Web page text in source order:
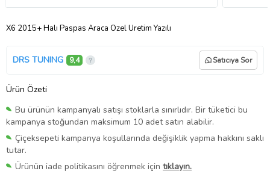
X6 2015+ Halı Paspas Araca Özel Üretim Yazılı
DRS TUNING 9,4 Satıcıya Sor
Ürün Özeti
Bu ürünün kampanyalı satışı stoklarla sınırlıdır. Bir tüketici bu
kampanya stoğundan maksimum 10 adet satın alabilir.
Çiçeksepeti kampanya koşullarında değişiklik yapma hakkını saklı
tutar.
Ürünün iade politikasını öğrenmek için tıklayın.